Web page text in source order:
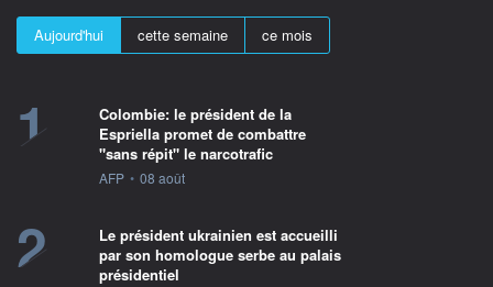
Aujourd'hui cette semaine ce mois
1
Colombie: le président de la
Espriella promet de combattre
"sans répit" le narcotrafic
information fournie par
AFP • 08 août
2
Le président ukrainien est accueilli
par son homologue serbe au palais
présidentiel